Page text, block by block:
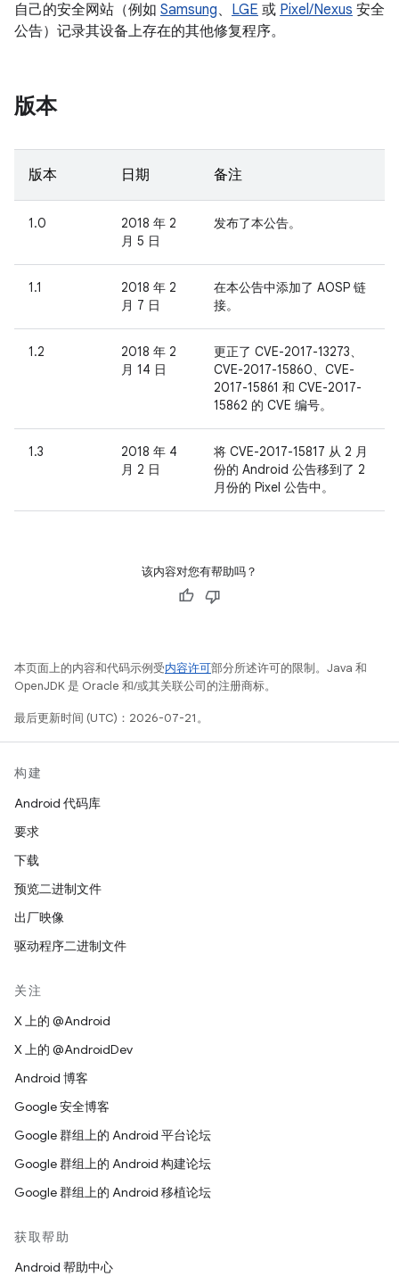
自己的安全网站（例如 Samsung、 LGE 或 Pixel/Nexus 安全
公告）记录其设备上存在的其他修复程序。
版本
版本 日期 备注
1.0
2018 年 2
月 5 日
发布了本公告。
1.1
2018 年 2
月 7 日
在本公告中添加了 AOSP 链
接。
1.2
2018 年 2
月 14 日
更正了 CVE-2017-13273、
CVE-2017-15860、CVE-
2017-15861 和 CVE-2017-
15862 的 CVE 编号。
1.3
2018 年 4
月 2 日
将 CVE-2017-15817 从 2 月
份的 Android 公告移到了 2
月份的 Pixel 公告中。
该内容对您有帮助吗？
本页面上的内容和代码示例受内容许可部分所述许可的限制。Java 和
OpenJDK 是 Oracle 和/或其关联公司的注册商标。
最后更新时间 (UTC)：2026-07-21。
构建
Android 代码库
要求
下载
预览二进制文件
出厂映像
驱动程序二进制文件
关注
X 上的 @Android
X 上的 @AndroidDev
Android 博客
Google 安全博客
Google 群组上的 Android 平台论坛
Google 群组上的 Android 构建论坛
Google 群组上的 Android 移植论坛
获取帮助
Android 帮助中心